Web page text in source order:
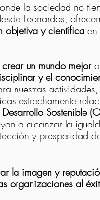
la sociedad no
Leonardos,
objetiva y científica en
crear un mundo mejora
y el
nuestras actividades,
estrechamente
Sostenible
a alcanzar la
y prosperidad
la imagen y
organizaciones al